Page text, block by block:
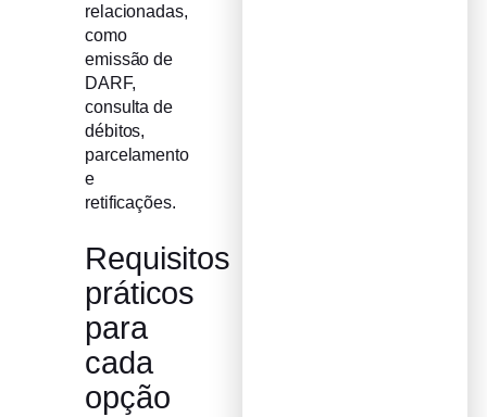
relacionadas,
como
emissão de
DARF,
consulta de
débitos,
parcelamento
e
retificações.
Requisitos
práticos
para
cada
opção